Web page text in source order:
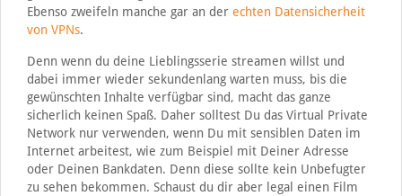
Ebenso zweifeln manche gar an der echten Datensicherheit
von VPNs.
Denn wenn du deine Lieblingsserie streamen willst und
dabei immer wieder sekundenlang warten muss, bis die
gewünschten Inhalte verfügbar sind, macht das ganze
sicherlich keinen Spaß. Daher solltest Du das Virtual Private
Network nur verwenden, wenn Du mit sensiblen Daten im
Internet arbeitest, wie zum Beispiel mit Deiner Adresse
oder Deinen Bankdaten. Denn diese sollte kein Unbefugter
zu sehen bekommen. Schaust du dir aber legal einen Film